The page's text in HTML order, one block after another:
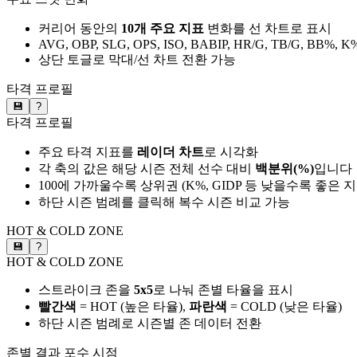
커리어 동안의 10개 주요 지표 변화를 선 차트로 표시
AVG, OBP, SLG, OPS, ISO, BABIP, HR/G, TB/G, BB%,
상단 토글로 막대/선 차트 전환 가능
타격 프로필
💾 ?
타격 프로필
주요 타격 지표를 레이더 차트로 시각화
각 축의 값은 해당 시즌 전체 선수 대비 백분위(%)입니다
100에 가까울수록 상위권 (K%, GIDP 등 낮을수록 좋은
하단 시즌 범례를 클릭해 복수 시즌 비교 가능
HOT & COLD ZONE
💾 ?
HOT & COLD ZONE
스트라이크 존을 5x5로 나눠 존별 타율을 표시
빨간색 = HOT (높은 타율), 파란색 = COLD (낮은 타율)
하단 시즌 범례로 시즌별 존 데이터 전환
존별 결과 포수 시점